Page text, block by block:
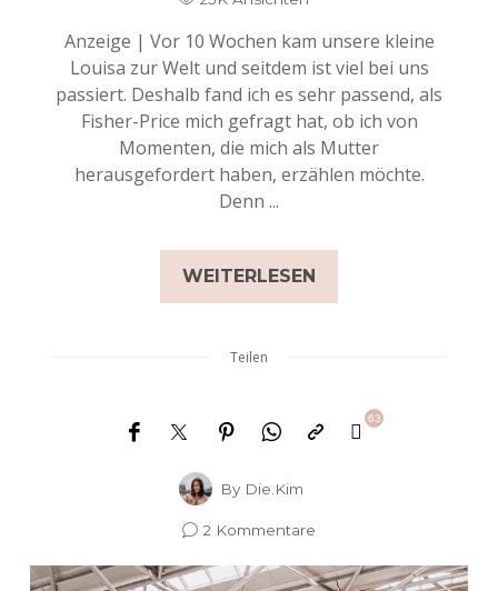
Anzeige | Vor 10 Wochen kam unsere kleine
Louisa zur Welt und seitdem ist viel bei uns
passiert. Deshalb fand ich es sehr passend, als
Fisher-Price mich gefragt hat, ob ich von
Momenten, die mich als Mutter
herausgefordert haben, erzählen möchte.
Denn ...
WEITERLESEN
Teilen
By Die.Kim
63
2 Kommentare